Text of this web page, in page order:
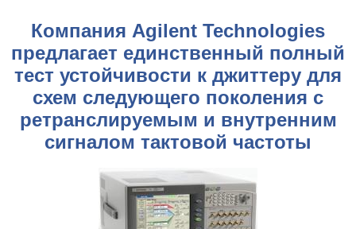
Компания Agilent Technologies
предлагает единственный полный
тест устойчивости к джиттеру для
схем следующего поколения с
ретранслируемым и внутренним
сигналом тактовой частоты